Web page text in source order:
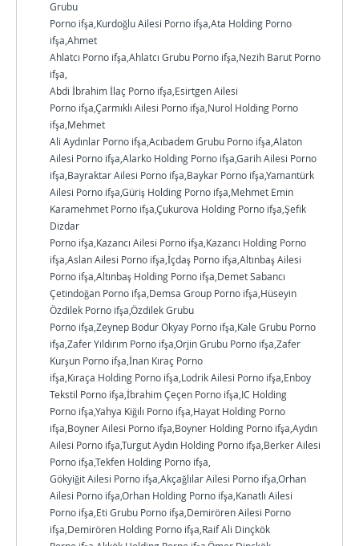
Grubu
Porno ifşa,Kurdoğlu Ailesi Porno ifşa,Ata Holding Porno
ifşa,Ahmet
Ahlatcı Porno ifşa,Ahlatcı Grubu Porno ifşa,Nezih Barut Porno
ifşa,
Abdi İbrahim İlaç Porno ifşa,Esirtgen Ailesi
Porno ifşa,Çarmıklı Ailesi Porno ifşa,Nurol Holding Porno
ifşa,Mehmet
Ali Aydınlar Porno ifşa,Acıbadem Grubu Porno ifşa,Alaton
Ailesi Porno ifşa,Alarko Holding Porno ifşa,Garih Ailesi Porno
ifşa,Bayraktar Ailesi Porno ifşa,Baykar Porno ifşa,Yamantürk
Ailesi Porno ifşa,Güriş Holding Porno ifşa,Mehmet Emin
Karamehmet Porno ifşa,Çukurova Holding Porno ifşa,Şefik
Dizdar
Porno ifşa,Kazancı Ailesi Porno ifşa,Kazancı Holding Porno
ifşa,Aslan Ailesi Porno ifşa,İçdaş Porno ifşa,Altınbaş Ailesi
Porno ifşa,Altınbaş Holding Porno ifşa,Demet Sabancı
Çetindoğan Porno ifşa,Demsa Group Porno ifşa,Hüseyin
Özdilek Porno ifşa,Özdilek Grubu
Porno ifşa,Zeynep Bodur Okyay Porno ifşa,Kale Grubu Porno
ifşa,Zafer Yıldırım Porno ifşa,Orjin Grubu Porno ifşa,Zafer
Kurşun Porno ifşa,İnan Kıraç Porno
ifşa,Kıraça Holding Porno ifşa,Lodrik Ailesi Porno ifşa,Enboy
Tekstil Porno ifşa,İbrahim Çeçen Porno ifşa,IC Holding
Porno ifşa,Yahya Kiğılı Porno ifşa,Hayat Holding Porno
ifşa,Boyner Ailesi Porno ifşa,Boyner Holding Porno ifşa,Aydın
Ailesi Porno ifşa,Turgut Aydın Holding Porno ifşa,Berker Ailesi
Porno ifşa,Tekfen Holding Porno ifşa,
Gökyiğit Ailesi Porno ifşa,Akçağlılar Ailesi Porno ifşa,Orhan
Ailesi Porno ifşa,Orhan Holding Porno ifşa,Kanatlı Ailesi
Porno ifşa,Eti Grubu Porno ifşa,Demirören Ailesi Porno
ifşa,Demirören Holding Porno ifşa,Raif Ali Dinçkök